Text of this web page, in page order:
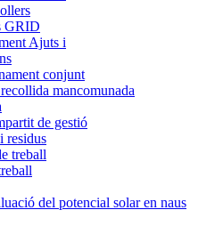
GRID
Ajuts i
conjunt
mancomunada
de gestió
residus
treball
del potencial solar en naus